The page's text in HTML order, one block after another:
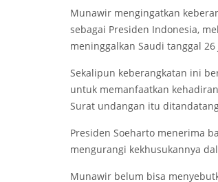
Munawir mengingatkan
sebagai Presiden Indonesia,
meninggalkan Saudi tanggal 26
Sekalipun keberangkatan ini
untuk memanfaatkan
Surat undangan itu
Presiden Soeharto menerima
mengurangi kekhusukannya
Munawir belum bisa